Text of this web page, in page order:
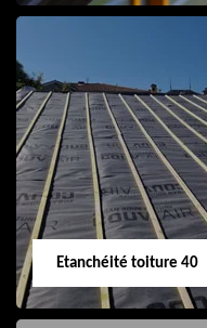
Nettoyage et pose
de gouttière 40
Etanchéité toiture 40